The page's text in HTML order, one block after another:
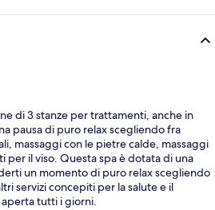
di 3 stanze per trattamenti, anche in
pausa di puro relax scegliendo fra
massaggi con le pietre calde, massaggi
per il viso. Questa spa è dotata di una
un momento di puro relax scegliendo
servizi concepiti per la salute e il
aperta tutti i giorni.